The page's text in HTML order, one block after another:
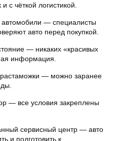
с чёткой логистикой.
— специалисты
авто перед покупкой.
— никаких «красивых
информация.
— можно заранее
— все условия закреплены
сервисный центр — авто
и подготовить к